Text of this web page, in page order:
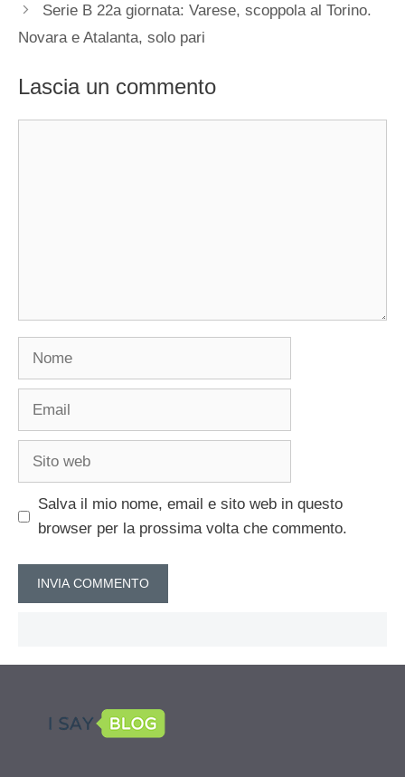
Serie B 22a giornata: Varese, scoppola al Torino.
Novara e Atalanta, solo pari
Lascia un commento
Nome
Email
Sito
Salva il mio nome, email e sito web in questo
browser per la prossima volta che commento.